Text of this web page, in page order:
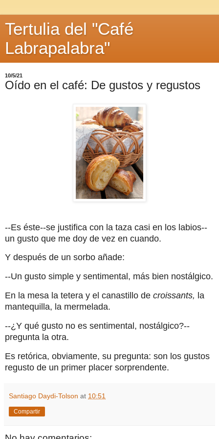
Tertulia del "Café
Labrapalabra"
10/5/21
Oído en el café: De gustos y regustos
--Es éste--se justifica con la taza casi en los labios--
un gusto que me doy de vez en cuando.
Y después de un sorbo añade:
--Un gusto simple y sentimental, más bien nostálgico.
En la mesa la tetera y el canastillo de croissants, la
mantequilla, la mermelada.
--¿Y qué gusto no es sentimental, nostálgico?--
pregunta la otra.
Es retórica, obviamente, su pregunta: son los gustos
regusto de un primer placer sorprendente.
Santiago Daydi-Tolson at 10:51
Compartir